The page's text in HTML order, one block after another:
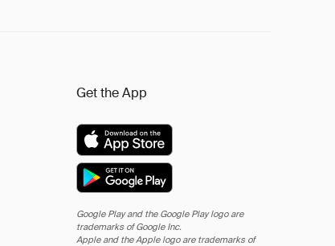
Get the App
Google Play and the Google Play logo are
trademarks of Google Inc.
Apple and the Apple logo are trademarks of